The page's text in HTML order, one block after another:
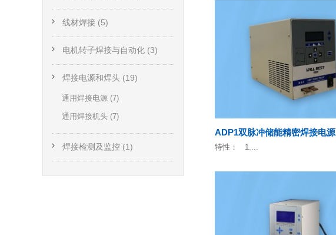
线材焊接 (5)
电机转子焊接与自动化 (3)
焊接电源和焊头 (19)
通用焊接电源 (7)
通用焊接机头 (7)
焊接检测及监控 (1)
ADP1双脉冲储能精密焊接电源
特性： 1....